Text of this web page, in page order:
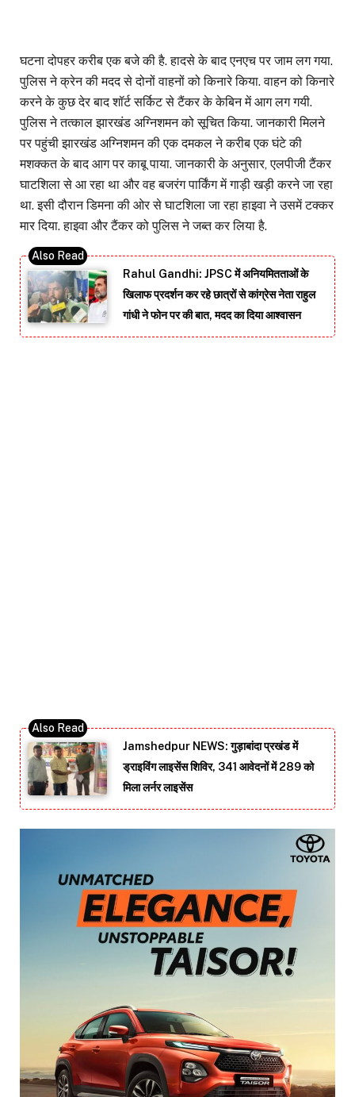
घटना दोपहर करीब एक बजे की है. हादसे के बाद एनएच पर जाम लग गया.
पुलिस ने क्रेन की मदद से दोनों वाहनों को किनारे किया. वाहन को किनारे
करने के कुछ देर बाद शॉर्ट सर्किट से टैंकर के केबिन में आग लग गयी.
पुलिस ने तत्काल झारखंड अग्निशमन को सूचित किया. जानकारी मिलने
पर पहुंची झारखंड अग्निशमन की एक दमकल ने करीब एक घंटे की
मशक्कत के बाद आग पर काबू पाया. जानकारी के अनुसार, एलपीजी टैंकर
घाटशिला से आ रहा था और वह बजरंग पार्किंग में गाड़ी खड़ी करने जा रहा
था. इसी दौरान डिमना की ओर से घाटशिला जा रहा हाइवा ने उसमें टक्कर
मार दिया. हाइवा और टैंकर को पुलिस ने जब्त कर लिया है.
Rahul Gandhi: JPSC में अनियमितताओं के
खिलाफ प्रदर्शन कर रहे छात्रों से कांग्रेस नेता राहुल
गांधी ने फोन पर की बात, मदद का दिया आश्वासन
Jamshedpur NEWS: गुड़ाबांदा प्रखंड में
ड्राइविंग लाइसेंस शिविर, 341 आवेदनों में 289 को
मिला लर्नर लाइसेंस